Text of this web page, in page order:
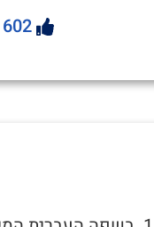
602